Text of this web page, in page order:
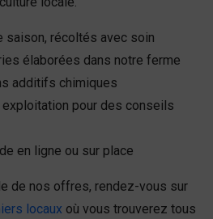
saison, récoltés avec soin
élaborées dans notre ferme
additifs chimiques
pour des conseils
en ligne ou sur place
de nos offres, rendez-vous sur
locaux où vous trouverez tous